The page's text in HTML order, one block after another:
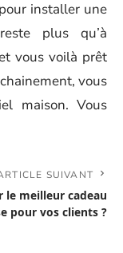
installer une
plus qu’à
vous voilà prêt
vous
maison. Vous
SUIVANT
le meilleur cadeau
pour vos clients ?